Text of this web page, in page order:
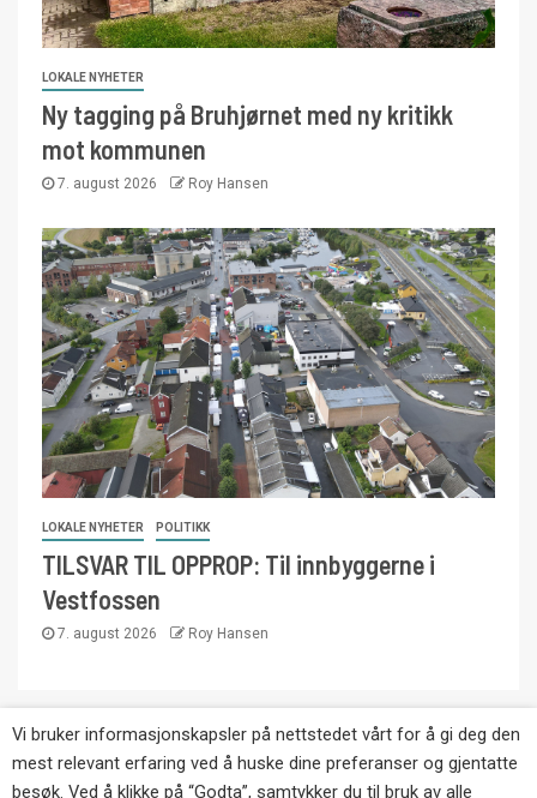
LOKALE NYHETER
Ny tagging på Bruhjørnet med ny kritikk
mot kommunen
7. august 2026 Roy Hansen
LOKALE NYHETER POLITIKK
TILSVAR TIL OPPROP: Til innbyggerne i
Vestfossen
7. august 2026 Roy Hansen
Copyright © Eikernytt.no utgis av Roy’s
Pressetjeneste. Kopiering av tekst, bilder og
Vi bruker informasjonskapsler på nettstedet vårt for å gi deg den
mest relevant erfaring ved å huske dine preferanser og gjentatte
besøk. Ved å klikke på “Godta”, samtykker du til bruk av alle